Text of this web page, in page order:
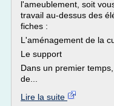
l'ameublement, soit
travail au-dessus des
fiches :
L'aménagement de la
Le support
Dans un premier
de...
Lire la suite